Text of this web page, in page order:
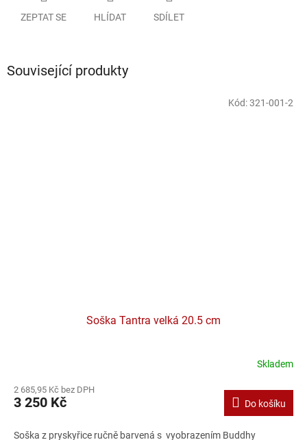
ZEPTAT SE HLÍDAT SDÍLET
Související produkty
Soška Tantra velká 20.5 cm
Skladem
2 685,95 Kč bez DPH
3 250 Kč Do košíku
Soška z pryskyřice ručně barvená s vyobrazením Buddhy
Kód:321-001-2